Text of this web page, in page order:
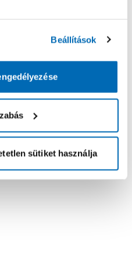
Beállítások
sütiket használja